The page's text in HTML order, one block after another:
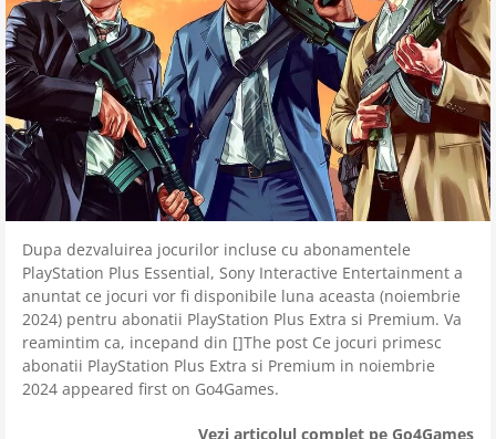
Dupa dezvaluirea jocurilor incluse cu abonamentele
PlayStation Plus Essential, Sony Interactive Entertainment a
anuntat ce jocuri vor fi disponibile luna aceasta (noiembrie
2024) pentru abonatii PlayStation Plus Extra si Premium. Va
reamintim ca, incepand din []The post Ce jocuri primesc
abonatii PlayStation Plus Extra si Premium in noiembrie
2024 appeared first on Go4Games.
Vezi articolul complet pe Go4Games